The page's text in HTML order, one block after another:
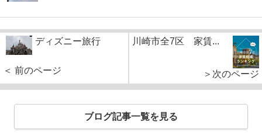
ディズニー旅行
＜ 前のページ
川崎市全7区 家賃...
＞次のページ
ブログ記事一覧を見る